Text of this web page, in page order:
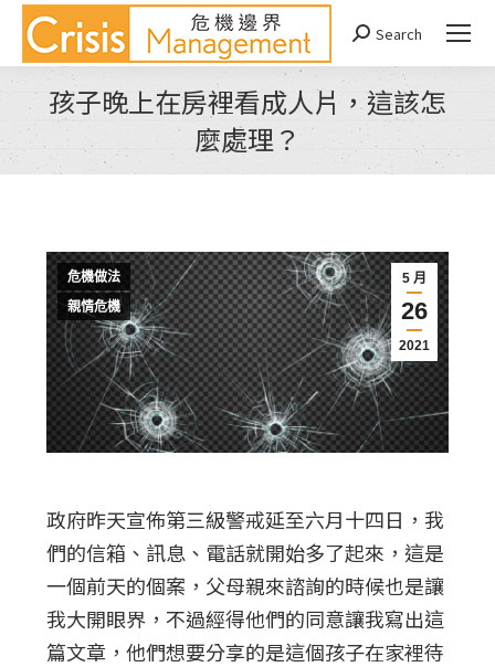
Search:
Search
孩子晚上在房裡看成人片，這該怎
麼處理？
You are here:
5 月
26
2021
危機做法
親情危機
政府昨天宣佈第三級警戒延至六月十四日，我
們的信箱、訊息、電話就開始多了起來，這是
一個前天的個案，父母親來諮詢的時候也是讓
我大開眼界，不過經得他們的同意讓我寫出這
篇文章，他們想要分享的是這個孩子在家裡待